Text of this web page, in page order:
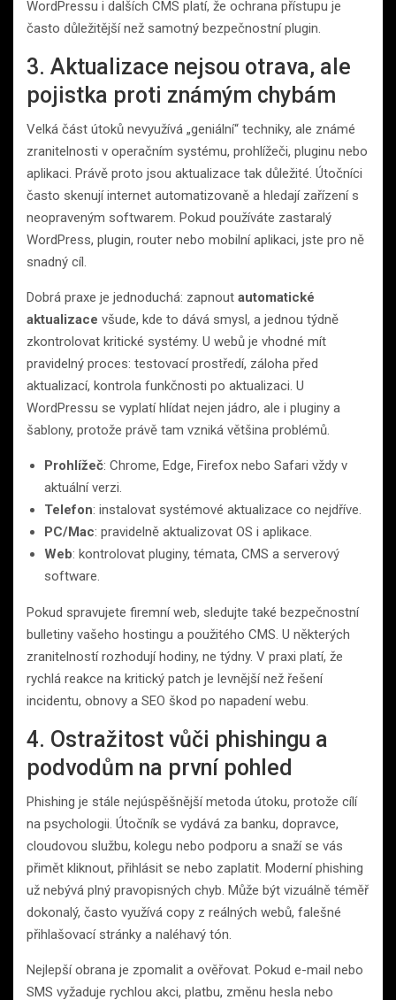
WordPressu i dalších CMS platí, že ochrana přístupu je
často důležitější než samotný bezpečnostní plugin.
3. Aktualizace nejsou otrava, ale
pojistka proti známým chybám
Velká část útoků nevyužívá „geniální“ techniky, ale známé
zranitelnosti v operačním systému, prohlížeči, pluginu nebo
aplikaci. Právě proto jsou aktualizace tak důležité. Útočníci
často skenují internet automatizovaně a hledají zařízení s
neopraveným softwarem. Pokud používáte zastaralý
WordPress, plugin, router nebo mobilní aplikaci, jste pro ně
snadný cíl.
Dobrá praxe je jednoduchá: zapnout automatické
aktualizace všude, kde to dává smysl, a jednou týdně
zkontrolovat kritické systémy. U webů je vhodné mít
pravidelný proces: testovací prostředí, záloha před
aktualizací, kontrola funkčnosti po aktualizaci. U
WordPressu se vyplatí hlídat nejen jádro, ale i pluginy a
šablony, protože právě tam vzniká většina problémů.
Prohlížeč: Chrome, Edge, Firefox nebo Safari vždy v
aktuální verzi.
Telefon: instalovat systémové aktualizace co nejdříve.
PC/Mac: pravidelně aktualizovat OS i aplikace.
Web: kontrolovat pluginy, témata, CMS a serverový
software.
Pokud spravujete firemní web, sledujte také bezpečnostní
bulletiny vašeho hostingu a použitého CMS. U některých
zranitelností rozhodují hodiny, ne týdny. V praxi platí, že
rychlá reakce na kritický patch je levnější než řešení
incidentu, obnovy a SEO škod po napadení webu.
4. Ostražitost vůči phishingu a
podvodům na první pohled
Phishing je stále nejúspěšnější metoda útoku, protože cílí
na psychologii. Útočník se vydává za banku, dopravce,
cloudovou službu, kolegu nebo podporu a snaží se vás
přimět kliknout, přihlásit se nebo zaplatit. Moderní phishing
už nebývá plný pravopisných chyb. Může být vizuálně téměř
dokonalý, často využívá copy z reálných webů, falešné
přihlašovací stránky a naléhavý tón.
Nejlepší obrana je zpomalit a ověřovat. Pokud e-mail nebo
SMS vyžaduje rychlou akci, platbu, změnu hesla nebo